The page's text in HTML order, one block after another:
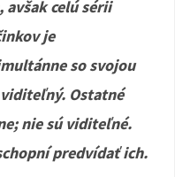
avšak celú sérii
je
so svojou
Ostatné
nie sú viditeľné.
predvídať ich.